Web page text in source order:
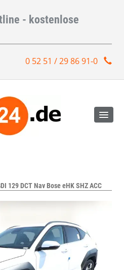
- kostenlose
0 52 51 / 29 86 91-0
129 DCT Nav Bose eHK SHZ ACC